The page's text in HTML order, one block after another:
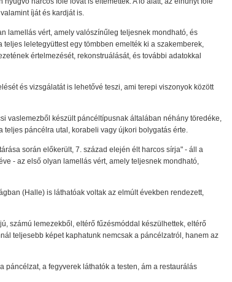
íját és kardját is.
lamellás vért, amely valószínűleg teljesnek mondható, és
leletegyüttest egy tömbben emelték ki a szakemberek,
értelmezését, rekonstruálását, és további adatokkal
és vizsgálatát is lehetővé teszi, ami terepi viszonyok között
vaslemezből készült páncéltípusnak általában néhány töredéke,
páncélra utal, korabeli vagy újkori bolygatás érte.
során előkerült, 7. század elején élt harcos sírja" - áll a
- az első olyan lamellás vért, amely teljesnek mondható,
(Halle) is láthatóak voltak az elmúlt években rendezett,
számú lemezekből, eltérő fűzésmóddal készülhettek, eltérő
teljesebb képet kaphatunk nemcsak a páncélzatról, hanem az
a fegyverek láthatók a testen, ám a restaurálás